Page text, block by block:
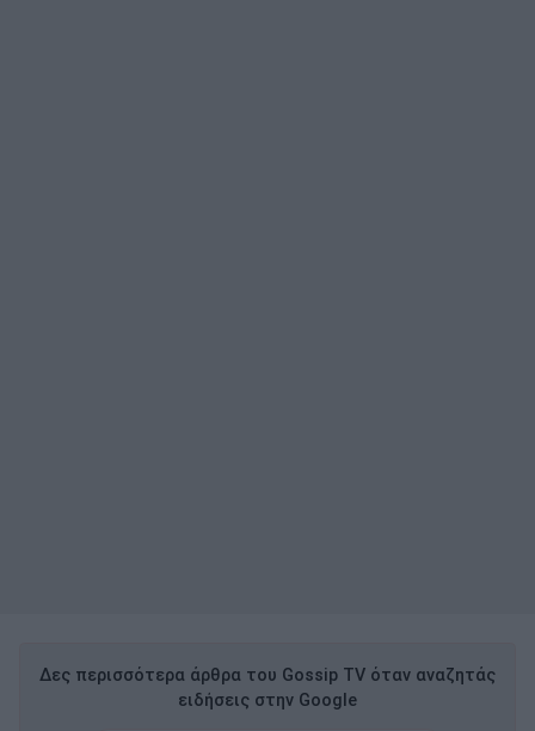
Δες περισσότερα άρθρα του Gossip TV όταν αναζητάς
ειδήσεις στην Google